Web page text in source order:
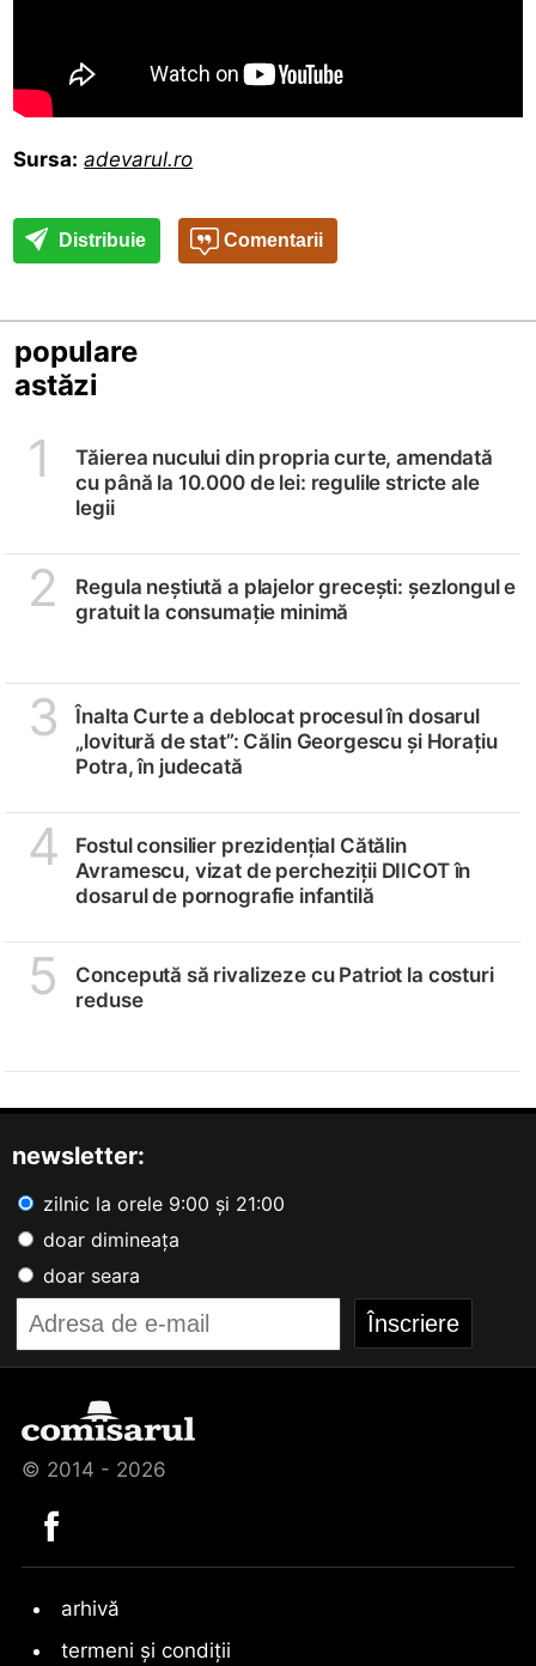
Sursa: adevarul.ro
Distribuie Comentarii
populare
astăzi
1
Tăierea nucului din propria curte, amendată
cu până la 10.000 de lei: regulile stricte ale
legii
2
Regula neștiută a plajelor grecești: șezlongul e
gratuit la consumație minimă
3
Înalta Curte a deblocat procesul în dosarul
„lovitură de stat”: Călin Georgescu și Horațiu
Potra, în judecată
4
Fostul consilier prezidențial Cătălin
Avramescu, vizat de percheziții DIICOT în
dosarul de pornografie infantilă
5
Concepută să rivalizeze cu Patriot la costuri
reduse
newsletter:
zilnic la orele 9:00 și 21:00
doar dimineața
doar seara
© 2014 - 2026
arhivă
termeni și condiții